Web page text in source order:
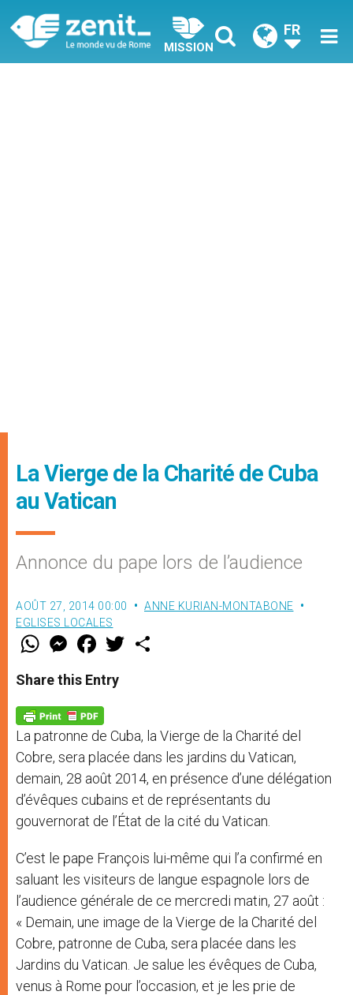
MISSION
FR
La Vierge de la Charité de Cuba
au Vatican
Annonce du pape lors de l’audience
AOÛT 27, 2014 00:00
ANNE KURIAN-MONTABONE
EGLISES LOCALES
W
t
s
p
p
M
e
s
e
g
e
r
F
a
e
b
o
k
w
Share this Entry
La patronne de Cuba, la Vierge de la Charité del
Cobre, sera placée dans les jardins du Vatican,
demain, 28 août 2014, en présence d’une délégation
d’évêques cubains et de représentants du
gouvernorat de l’État de la cité du Vatican.
C’est le pape François lui-même qui l’a confirmé en
saluant les visiteurs de langue espagnole lors de
l’audience générale de ce mercredi matin, 27 août :
« Demain, une image de la Vierge de la Charité del
Cobre, patronne de Cuba, sera placée dans les
Jardins du Vatican. Je salue les évêques de Cuba,
venus à Rome pour l’occasion, et je les prie de